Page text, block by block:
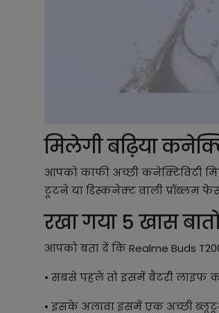
मिलेगी बढ़िया
आपको काफी अच्छी कनेक्टिविटी
टूटने या डिस्कनेक्ट वाली प्रॉब्लम
रखा गया 5 खास
आपको बता दें कि Realme Buds
• सबसे पहले तो इसमें बैटरी लाइफ
• इसके अलावा इसमें एक अच्छी